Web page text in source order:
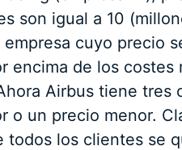
son igual a 10
cuyo precio
encima de los
Airbus tiene tres
o un precio menor.
todos los clientes se